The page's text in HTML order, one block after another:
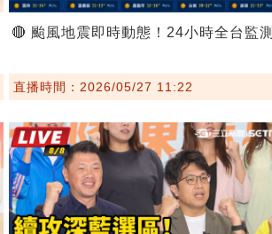
🔴 颱風地震即時動態！24小時全台監測
直播時間：2026/05/27 11:22